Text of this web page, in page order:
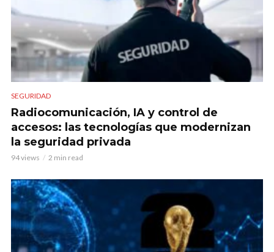
SEGURIDAD
Radiocomunicación, IA y control de
accesos: las tecnologías que modernizan
la seguridad privada
94 views 2 min read